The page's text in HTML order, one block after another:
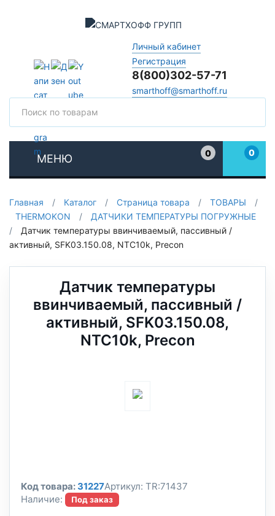
Личный кабинет
Регистрация
8(800)302-57-71
smarthoff@smarthoff.ru
МЕНЮ
0
0
Главная / Каталог / Страница товара / ТОВАРЫ
/
THERMOKON
/
ДАТЧИКИ ТЕМПЕРАТУРЫ ПОГРУЖНЫЕ
/
Датчик температуры ввинчиваемый, пассивный /
активный, SFK03.150.08, NTC10k, Precon
Датчик температуры
ввинчиваемый, пассивный /
активный, SFK03.150.08,
NTC10k, Precon
Код товара: 31227Артикул: TR:71437
Наличие:
Под заказ